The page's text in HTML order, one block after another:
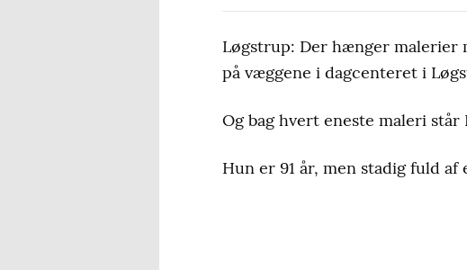
Løgstrup: Der hænger malerier
på væggene i dagcenteret i
Og bag hvert eneste maleri står
Hun er 91 år, men stadig fuld